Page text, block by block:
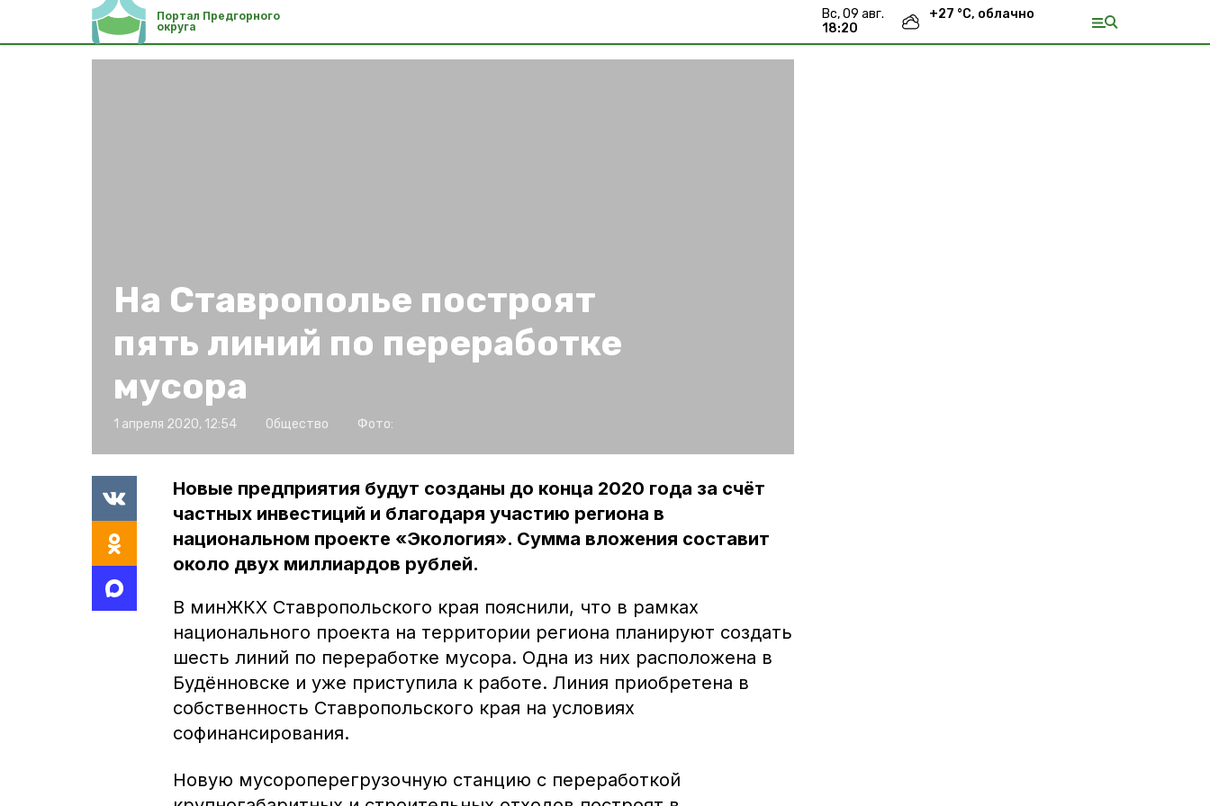
Портал Предгорного
округа
вс, 09 авг.
18:20
+27 °С, облачно
На Ставрополье построят
пять линий по переработке
мусора
1 апреля 2020, 12:54 Общество Фото:
Новые предприятия будут созданы до конца 2020 года за счёт
частных инвестиций и благодаря участию региона в
национальном проекте «Экология». Сумма вложения составит
около двух миллиардов рублей.
В минЖКХ Ставропольского края пояснили, что в рамках
национального проекта на территории региона планируют создать
шесть линий по переработке мусора. Одна из них расположена в
Будённовске и уже приступила к работе. Линия приобретена в
собственность Ставропольского края на условиях
софинансирования.
Новую мусороперегрузочную станцию с переработкой